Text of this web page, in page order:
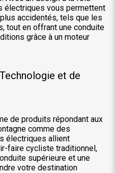
électriques vous permettent
accidentés, tels que les
tout en offrant une conduite
grâce à un moteur
et de
de produits répondant aux
comme des
électriques allient
faire cycliste traditionnel,
supérieure et une
votre destination